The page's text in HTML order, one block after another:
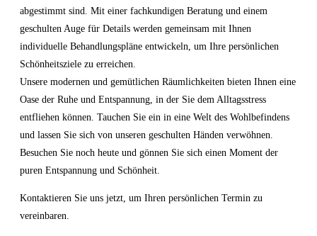
abgestimmt sind. Mit einer fachkundigen Beratung und einem
geschulten Auge für Details werden gemeinsam mit Ihnen
individuelle Behandlungspläne entwickeln, um Ihre persönlichen
Schönheitsziele zu erreichen.
Unsere modernen und gemütlichen Räumlichkeiten bieten Ihnen eine
Oase der Ruhe und Entspannung, in der Sie dem Alltagsstress
entfliehen können. Tauchen Sie ein in eine Welt des Wohlbefindens
und lassen Sie sich von unseren geschulten Händen verwöhnen.
Besuchen Sie noch heute und gönnen Sie sich einen Moment der
puren Entspannung und Schönheit.
Kontaktieren Sie uns jetzt, um Ihren persönlichen Termin zu
vereinbaren.